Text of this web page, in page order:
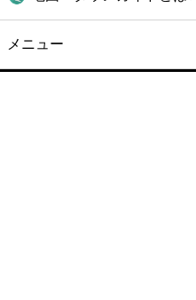
メニュー